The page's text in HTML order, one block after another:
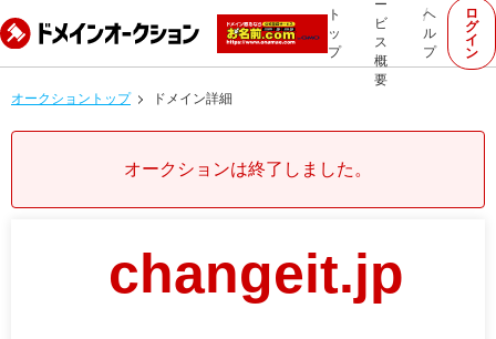
ト
ッ
プ
ー
ビ
ス
概
要
ヘ
ル
プ
ロ
グ
イ
ン
オークショントップ ドメイン詳細
オークションは終了しました。
changeit.jp